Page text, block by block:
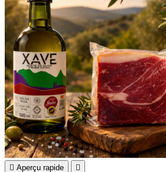
 Aperçu rapide 